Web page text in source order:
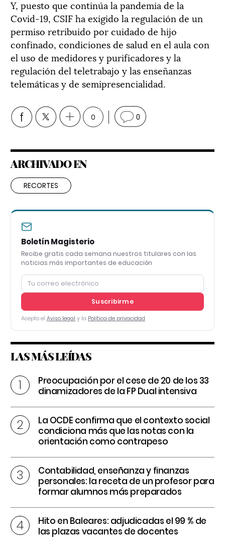
Y, puesto que continúa la pandemia de la
Covid-19, CSIF ha exigido la regulación de un
permiso retribuido por cuidado de hijo
confinado, condiciones de salud en el aula con
el uso de medidores y purificadores y la
regulación del teletrabajo y las enseñanzas
telemáticas y de semipresencialidad.
0 0
ARCHIVADO EN
RECORTES
Boletín Magisterio
Recibe gratis cada semana nuestros titulares con las
noticias más importantes de educación
Suscribirme
Acepto el Aviso legal y la Política de privacidad
LAS MÁS LEÍDAS
Preocupación por el cese de 20 de los 33
dinamizadores de la FP Dual intensiva
La OCDE confirma que el contexto social
condiciona más que las notas con la
orientación como contrapeso
Contabilidad, enseñanza y finanzas
personales: la receta de un profesor para
formar alumnos más preparados
Hito en Baleares: adjudicadas el 99 % de
las plazas vacantes de docentes